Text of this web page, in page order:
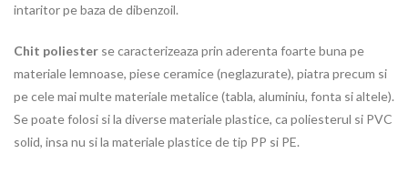
intaritor pe baza de dibenzoil.
Chit poliester se caracterizeaza prin aderenta foarte buna pe
materiale lemnoase, piese ceramice (neglazurate), piatra precum si
pe cele mai multe materiale metalice (tabla, aluminiu, fonta si altele).
Se poate folosi si la diverse materiale plastice, ca poliesterul si PVC
solid, insa nu si la materiale plastice de tip PP si PE.